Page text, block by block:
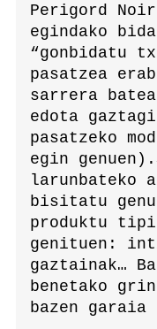
Perigord
egindako
“gonbidatu
pasatzea
sarrera
edota
pasatzeko
egin
larunbateko
bisitatu
produktu
genituen:
gaztainak…
benetako
bazen garaia